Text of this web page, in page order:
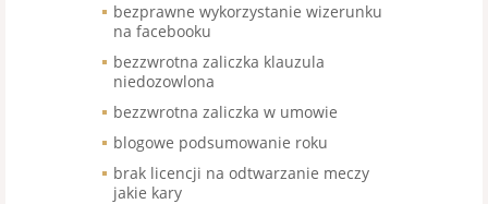
bezprawne wykorzystanie wizerunku
na facebooku
bezzwrotna zaliczka klauzula
niedozowlona
bezzwrotna zaliczka w umowie
blogowe podsumowanie roku
brak licencji na odtwarzanie meczy
jakie kary